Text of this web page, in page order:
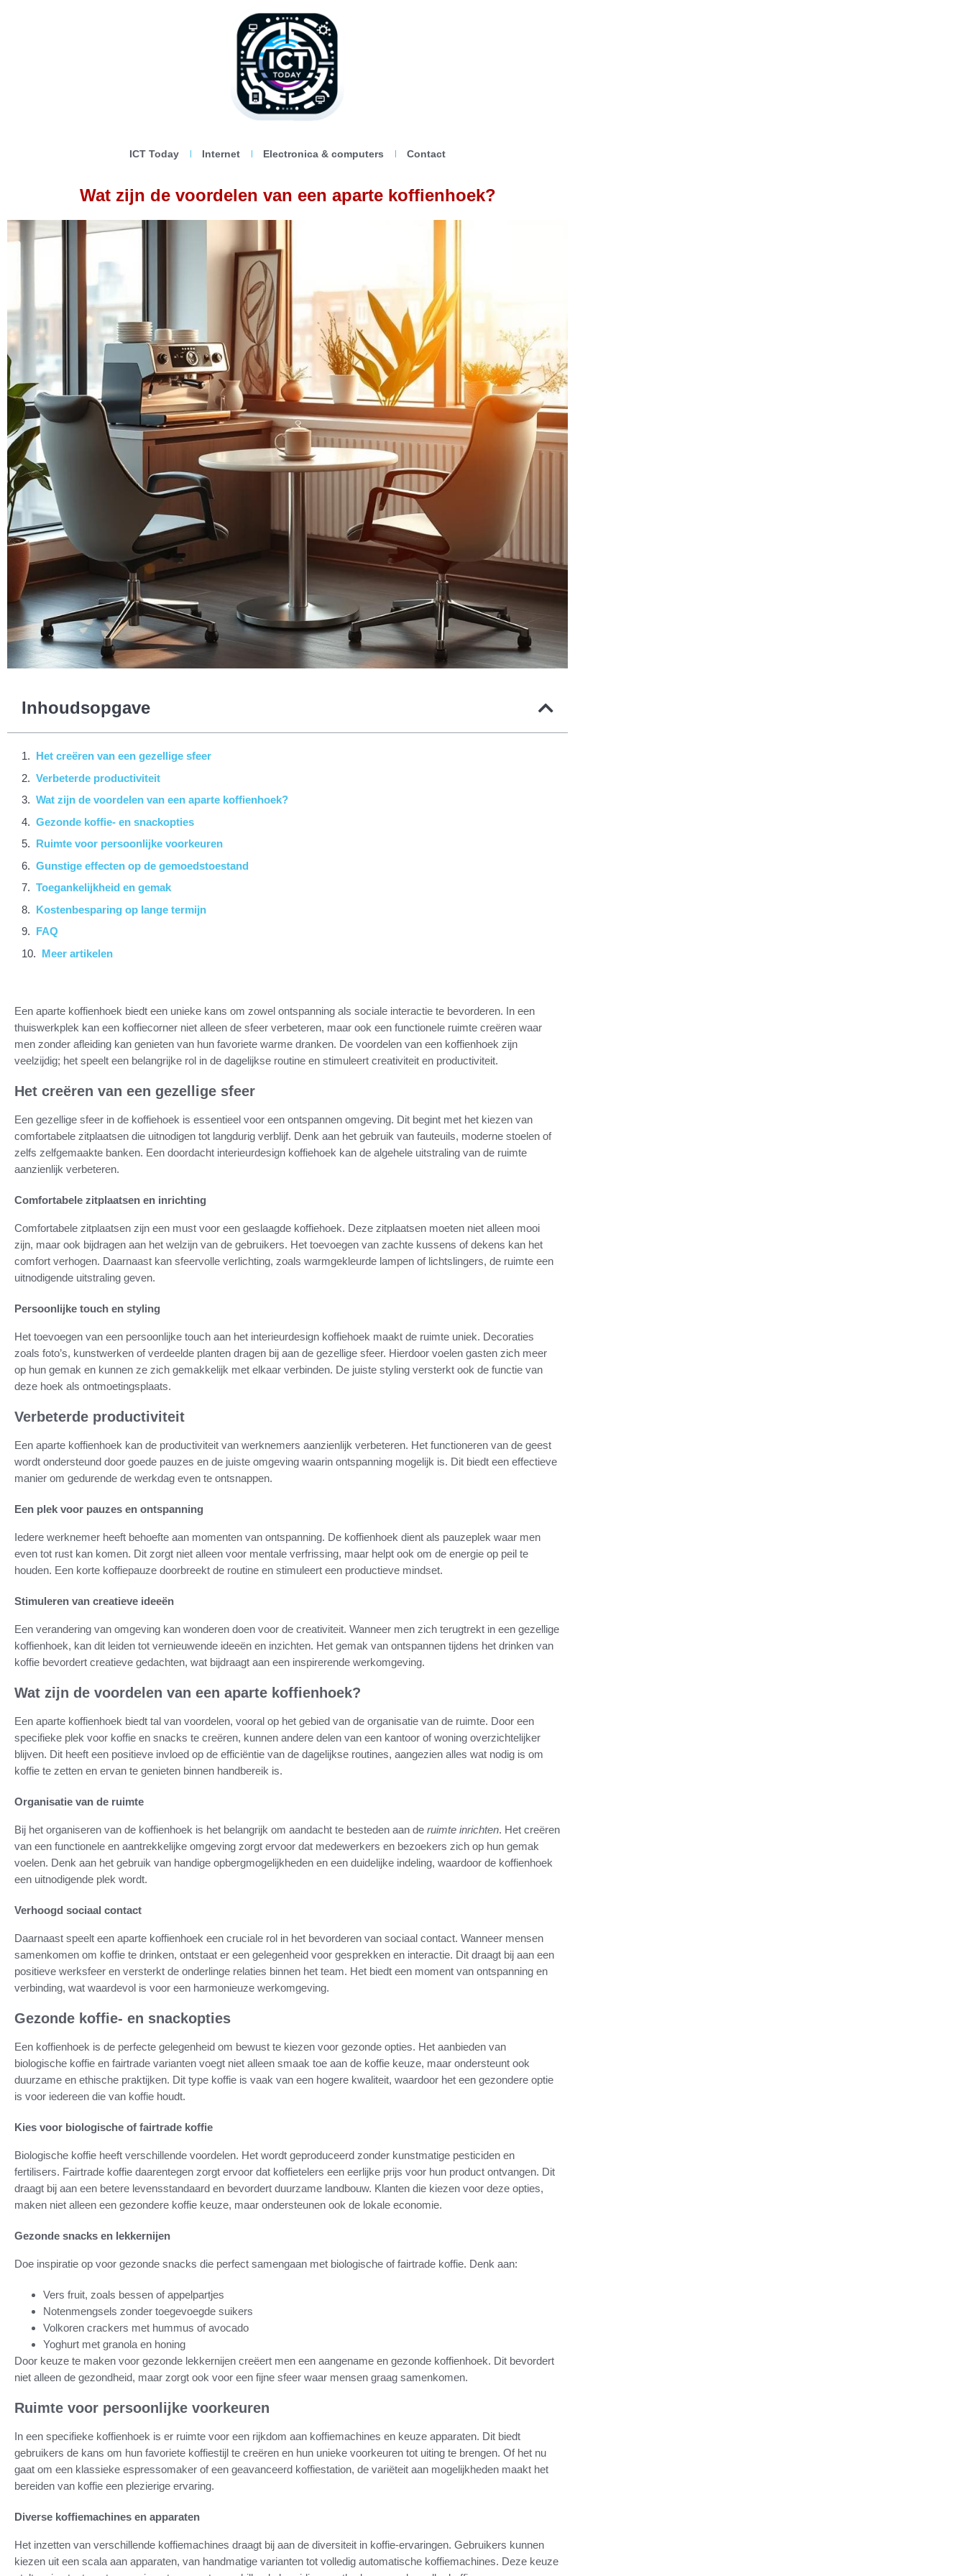
ICT Today Internet Electronica & computers Contact
Wat zijn de voordelen van een aparte koffienhoek?
Inhoudsopgave
Het creëren van een gezellige sfeer
Verbeterde productiviteit
Wat zijn de voordelen van een aparte koffienhoek?
Gezonde koffie- en snackopties
Ruimte voor persoonlijke voorkeuren
Gunstige effecten op de gemoedstoestand
Toegankelijkheid en gemak
Kostenbesparing op lange termijn
FAQ
Meer artikelen
Een aparte koffienhoek biedt een unieke kans om zowel ontspanning als sociale interactie te bevorderen. In een
thuiswerkplek kan een koffiecorner niet alleen de sfeer verbeteren, maar ook een functionele ruimte creëren waar
men zonder afleiding kan genieten van hun favoriete warme dranken. De voordelen van een koffienhoek zijn
veelzijdig; het speelt een belangrijke rol in de dagelijkse routine en stimuleert creativiteit en productiviteit.
Het creëren van een gezellige sfeer
Een gezellige sfeer in de koffiehoek is essentieel voor een ontspannen omgeving. Dit begint met het kiezen van
comfortabele zitplaatsen die uitnodigen tot langdurig verblijf. Denk aan het gebruik van fauteuils, moderne stoelen of
zelfs zelfgemaakte banken. Een doordacht interieurdesign koffiehoek kan de algehele uitstraling van de ruimte
aanzienlijk verbeteren.
Comfortabele zitplaatsen en inrichting
Comfortabele zitplaatsen zijn een must voor een geslaagde koffiehoek. Deze zitplaatsen moeten niet alleen mooi
zijn, maar ook bijdragen aan het welzijn van de gebruikers. Het toevoegen van zachte kussens of dekens kan het
comfort verhogen. Daarnaast kan sfeervolle verlichting, zoals warmgekleurde lampen of lichtslingers, de ruimte een
uitnodigende uitstraling geven.
Persoonlijke touch en styling
Het toevoegen van een persoonlijke touch aan het interieurdesign koffiehoek maakt de ruimte uniek. Decoraties
zoals foto’s, kunstwerken of verdeelde planten dragen bij aan de gezellige sfeer. Hierdoor voelen gasten zich meer
op hun gemak en kunnen ze zich gemakkelijk met elkaar verbinden. De juiste styling versterkt ook de functie van
deze hoek als ontmoetingsplaats.
Verbeterde productiviteit
Een aparte koffienhoek kan de productiviteit van werknemers aanzienlijk verbeteren. Het functioneren van de geest
wordt ondersteund door goede pauzes en de juiste omgeving waarin ontspanning mogelijk is. Dit biedt een effectieve
manier om gedurende de werkdag even te ontsnappen.
Een plek voor pauzes en ontspanning
Iedere werknemer heeft behoefte aan momenten van ontspanning. De koffienhoek dient als pauzeplek waar men
even tot rust kan komen. Dit zorgt niet alleen voor mentale verfrissing, maar helpt ook om de energie op peil te
houden. Een korte koffiepauze doorbreekt de routine en stimuleert een productieve mindset.
Stimuleren van creatieve ideeën
Een verandering van omgeving kan wonderen doen voor de creativiteit. Wanneer men zich terugtrekt in een gezellige
koffienhoek, kan dit leiden tot vernieuwende ideeën en inzichten. Het gemak van ontspannen tijdens het drinken van
koffie bevordert creatieve gedachten, wat bijdraagt aan een inspirerende werkomgeving.
Wat zijn de voordelen van een aparte koffienhoek?
Een aparte koffienhoek biedt tal van voordelen, vooral op het gebied van de organisatie van de ruimte. Door een
specifieke plek voor koffie en snacks te creëren, kunnen andere delen van een kantoor of woning overzichtelijker
blijven. Dit heeft een positieve invloed op de efficiëntie van de dagelijkse routines, aangezien alles wat nodig is om
koffie te zetten en ervan te genieten binnen handbereik is.
Organisatie van de ruimte
Bij het organiseren van de koffienhoek is het belangrijk om aandacht te besteden aan de ruimte inrichten. Het creëren
van een functionele en aantrekkelijke omgeving zorgt ervoor dat medewerkers en bezoekers zich op hun gemak
voelen. Denk aan het gebruik van handige opbergmogelijkheden en een duidelijke indeling, waardoor de koffienhoek
een uitnodigende plek wordt.
Verhoogd sociaal contact
Daarnaast speelt een aparte koffienhoek een cruciale rol in het bevorderen van sociaal contact. Wanneer mensen
samenkomen om koffie te drinken, ontstaat er een gelegenheid voor gesprekken en interactie. Dit draagt bij aan een
positieve werksfeer en versterkt de onderlinge relaties binnen het team. Het biedt een moment van ontspanning en
verbinding, wat waardevol is voor een harmonieuze werkomgeving.
Gezonde koffie- en snackopties
Een koffienhoek is de perfecte gelegenheid om bewust te kiezen voor gezonde opties. Het aanbieden van
biologische koffie en fairtrade varianten voegt niet alleen smaak toe aan de koffie keuze, maar ondersteunt ook
duurzame en ethische praktijken. Dit type koffie is vaak van een hogere kwaliteit, waardoor het een gezondere optie
is voor iedereen die van koffie houdt.
Kies voor biologische of fairtrade koffie
Biologische koffie heeft verschillende voordelen. Het wordt geproduceerd zonder kunstmatige pesticiden en
fertilisers. Fairtrade koffie daarentegen zorgt ervoor dat koffietelers een eerlijke prijs voor hun product ontvangen. Dit
draagt bij aan een betere levensstandaard en bevordert duurzame landbouw. Klanten die kiezen voor deze opties,
maken niet alleen een gezondere koffie keuze, maar ondersteunen ook de lokale economie.
Gezonde snacks en lekkernijen
Doe inspiratie op voor gezonde snacks die perfect samengaan met biologische of fairtrade koffie. Denk aan:
Vers fruit, zoals bessen of appelpartjes
Notenmengsels zonder toegevoegde suikers
Volkoren crackers met hummus of avocado
Yoghurt met granola en honing
Door keuze te maken voor gezonde lekkernijen creëert men een aangename en gezonde koffienhoek. Dit bevordert
niet alleen de gezondheid, maar zorgt ook voor een fijne sfeer waar mensen graag samenkomen.
Ruimte voor persoonlijke voorkeuren
In een specifieke koffienhoek is er ruimte voor een rijkdom aan koffiemachines en keuze apparaten. Dit biedt
gebruikers de kans om hun favoriete koffiestijl te creëren en hun unieke voorkeuren tot uiting te brengen. Of het nu
gaat om een klassieke espressomaker of een geavanceerd koffiestation, de variëteit aan mogelijkheden maakt het
bereiden van koffie een plezierige ervaring.
Diverse koffiemachines en apparaten
Het inzetten van verschillende koffiemachines draagt bij aan de diversiteit in koffie-ervaringen. Gebruikers kunnen
kiezen uit een scala aan apparaten, van handmatige varianten tot volledig automatische koffiemachines. Deze keuze